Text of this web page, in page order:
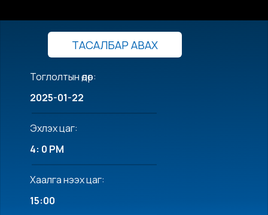
ТАСАЛБАР АВАХ
Тоглолтын өдөр:
2025-01-22
Эхлэх цаг:
4: 0 PM
Хаалга нээх цаг:
15:00